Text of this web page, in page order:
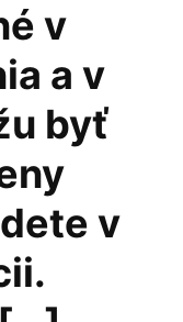
v
a v
byť
v